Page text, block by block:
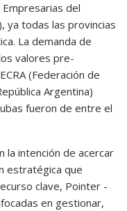
del
ya todas las provincias
La demanda de
valores pre-
(Federación de
Argentina)
fueron de entre el
la intención de acercar
estratégica que
clave, Pointer -
en gestionar,